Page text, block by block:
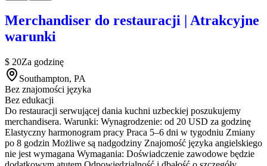
Merchandiser do restauracji | Atrakcyjne
warunki
$ 20Za godzinę
Southampton, PA
Bez znajomości języka
Bez edukacji
Do restauracji serwującej dania kuchni uzbeckiej poszukujemy
merchandisera. Warunki: Wynagrodzenie: od 20 USD za godzinę
Elastyczny harmonogram pracy Praca 5–6 dni w tygodniu Zmiany
po 8 godzin Możliwe są nadgodziny Znajomość języka angielskiego
nie jest wymagana Wymagania: Doświadczenie zawodowe będzie